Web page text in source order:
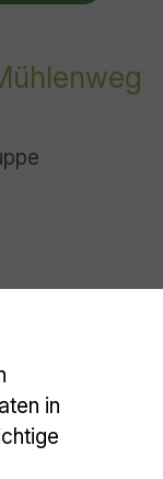
in